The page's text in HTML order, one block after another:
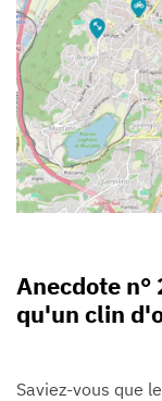
Anecdote
qu'un clin
Saviez-vous que